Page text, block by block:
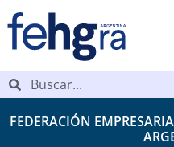
FEDERACIÓN